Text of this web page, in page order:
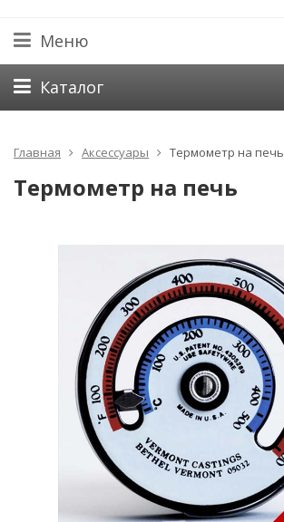
Меню
Каталог
Главная Аксессуары Термометр на печь
Термометр на печь